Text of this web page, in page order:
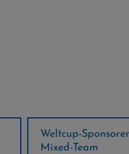
Regions-Partner